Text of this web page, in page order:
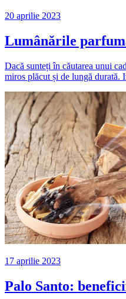
20 aprilie 2023
Lumânările
Dacă sunteți în căutarea unui
miros plăcut și de lungă durată.
17 aprilie 2023
Palo Santo: